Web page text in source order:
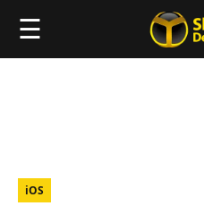
☰
iOS